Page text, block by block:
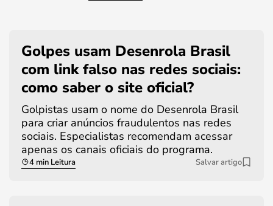
Golpes usam Desenrola Brasil
com link falso nas redes sociais:
como saber o site oficial?
Golpistas usam o nome do Desenrola Brasil
para criar anúncios fraudulentos nas redes
sociais. Especialistas recomendam acessar
apenas os canais oficiais do programa.
4 min Leitura Salvar artigo